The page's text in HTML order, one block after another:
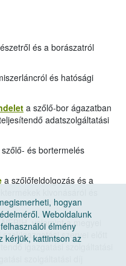
és a borászatról
és hatósági
a szőlő-bor ágazatban
adatszolgáltatási
és bortermelés
a szőlőfeldolgozás és a
valamint a megyei
szervei előtt
igazgatási szolgáltatási
szolgáltatási díj
hogyan
Weboldalunk
élmény
kérjük, kattintson az